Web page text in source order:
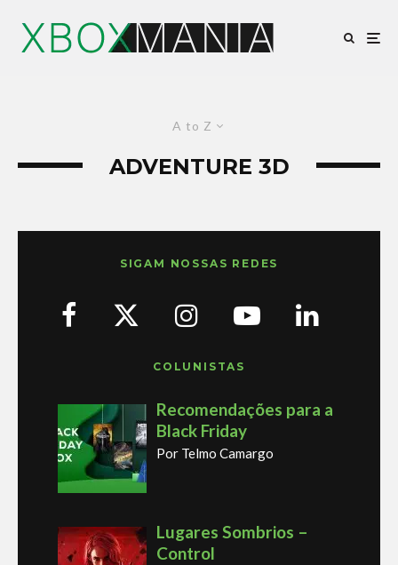
A to Z
ADVENTURE 3D
SIGAM NOSSAS REDES
COLUNISTAS
Recomendações para a
Black Friday
Por Telmo Camargo
Lugares Sombrios –
Control